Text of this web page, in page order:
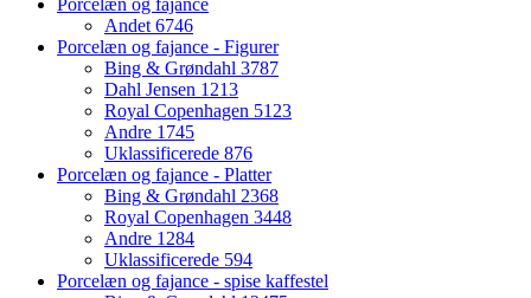
Porcelæn og fajance
Andet6746
Porcelæn og fajance - Figurer
Bing & Grøndahl 3787
Dahl Jensen 1213
Royal Copenhagen 5123
Andre 1745
Uklassificerede 876
Porcelæn og fajance - Platter
Bing & Grøndahl 2368
Royal Copenhagen 3448
Andre 1284
Uklassificerede 594
Porcelæn og fajance - spise kaffestel